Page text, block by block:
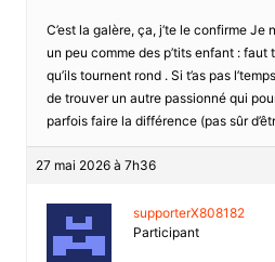
C’est la galère, ça, j’te le confirme Je
un peu comme des p’tits enfant :
qu’ils tournent rond . Si t’as pas
de trouver un autre passionné qui
parfois faire la différence (pas sûr
27 mai 2026 à 7h36
supporterX808182
Participant